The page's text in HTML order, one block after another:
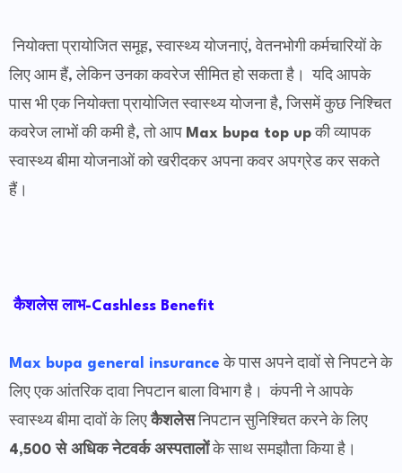
नियोक्ता प्रायोजित समूह, स्वास्थ्य योजनाएं, वेतनभोगी कर्मचारियों के
लिए आम हैं, लेकिन उनका कवरेज सीमित हो सकता है। यदि आपके
पास भी एक नियोक्ता प्रायोजित स्वास्थ्य योजना है, जिसमें कुछ निश्चित
कवरेज लाभों की कमी है, तो आप Max bupa top upकी व्यापक
स्वास्थ्य बीमा योजनाओं को खरीदकर अपना कवर अपग्रेड कर सकते
हैं।
कैशलेस लाभ-Cashless Benefit
Max bupa general insurance के पास अपने दावों से निपटने के
लिए एक आंतरिक दावा निपटान बाला विभाग है। कंपनी ने आपके
स्वास्थ्य बीमा दावों के लिएकैशलेसनिपटान सुनिश्चित करने के लिए
4,500 से अधिक नेटवर्क अस्पतालोंके साथ समझौता किया है।